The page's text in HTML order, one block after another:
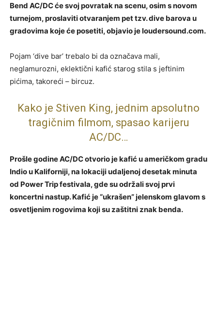
Bend AC/DC će svoj povratak na scenu, osim s novom
turnejom, proslaviti otvaranjem pet tzv. dive barova u
gradovima koje će posetiti, objavio je loudersound.com.
Pojam ‘dive bar’ trebalo bi da označava mali,
neglamurozni, eklektični kafić starog stila s jeftinim
pićima, takoreći – bircuz.
Kako je Stiven King, jednim apsolutno
tragičnim filmom, spasao karijeru
AC/DC…
Prošle godine AC/DC otvorio je kafić u američkom gradu
Indio u Kaliforniji, na lokaciji udaljenoj desetak minuta
od Power Trip festivala, gde su održali svoj prvi
koncertni nastup. Kafić je “ukrašen” jelenskom glavom s
osvetljenim rogovima koji su zaštitni znak benda.